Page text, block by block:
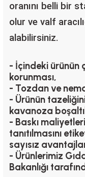
oranını belli bir
olur ve valf
alabilirsiniz.
- İçindeki ürünün
korunması,
- Tozdan ve
- Ürünün
kavanoza
- Baskı
tanıtılmasını
sayısız
- Ürünlerimiz
Bakanlığı